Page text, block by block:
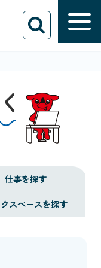
仕事を探す
スペースを探す